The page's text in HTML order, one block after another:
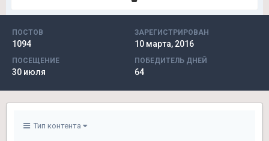
ПОСТОВ
1094
ЗАРЕГИСТРИРОВАН
10 марта, 2016
ПОСЕЩЕНИЕ
30 июля
ПОБЕДИТЕЛЬ ДНЕЙ
64
Тип контента